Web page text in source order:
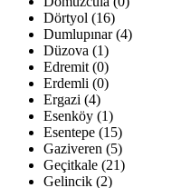
Dörtyol (16)
Dumlupınar (4)
Düzova (1)
Edremit (0)
Erdemli (0)
Ergazi (4)
Esenköy (1)
Esentepe (15)
Gaziveren (5)
Geçitkale (21)
Gelincik (2)